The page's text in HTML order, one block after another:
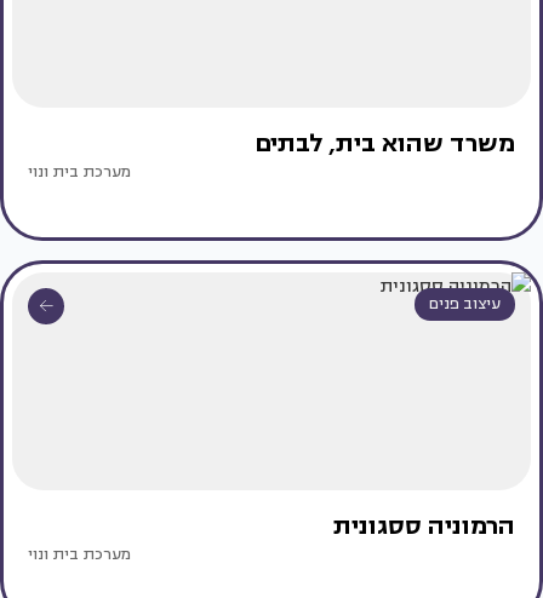
משרד שהוא בית, לבתים
מערכת בית ונוי
עיצוב פנים
הרמוניה ססגונית
מערכת בית ונוי